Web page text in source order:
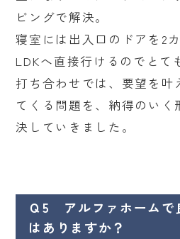
ビングで解決。
寝室には出入口のドアを2
LDKへ直接行けるのでとて
打ち合わせでは、要望を叶
てくる問題を、納得のいく
決していきました。
Ｑ5 アルファホームで
はありますか？